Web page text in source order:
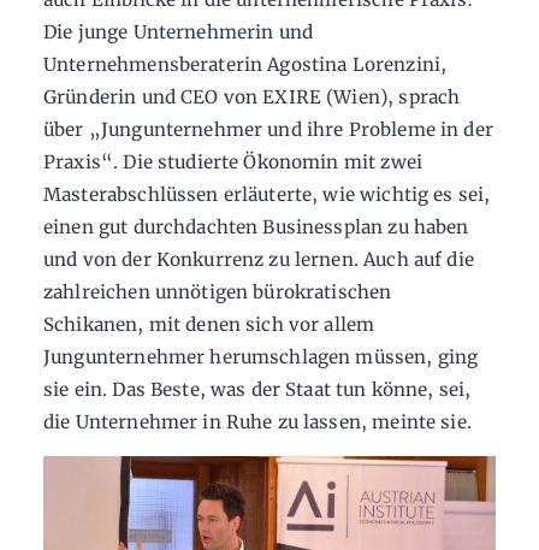
Die junge Unternehmerin und
Unternehmensberaterin Agostina Lorenzini,
Gründerin und CEO von EXIRE (Wien), sprach
über „Jungunternehmer und ihre Probleme in der
Praxis“. Die studierte Ökonomin mit zwei
Masterabschlüssen erläuterte, wie wichtig es sei,
einen gut durchdachten Businessplan zu haben
und von der Konkurrenz zu lernen. Auch auf die
zahlreichen unnötigen bürokratischen
Schikanen, mit denen sich vor allem
Jungunternehmer herumschlagen müssen, ging
sie ein. Das Beste, was der Staat tun könne, sei,
die Unternehmer in Ruhe zu lassen, meinte sie.